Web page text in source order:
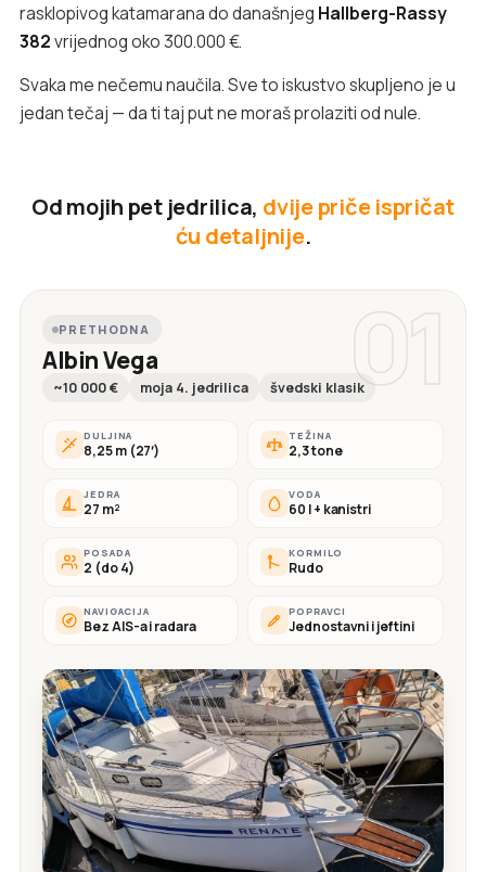
rasklopivog katamarana do današnjeg Hallberg-Rassy
382vrijednog oko 300.000 €.
Svaka me nečemu naučila. Sve to iskustvo skupljeno je u
jedan tečaj — da ti taj put ne moraš prolaziti od nule.
Od mojih pet jedrilica, dvije priče ispričat
ću detaljnije.
01
PRETHODNA
Albin Vega
~10 000 € moja 4. jedrilica švedski klasik
DULJINA
8,25 m (27′)
TEŽINA
2,3 tone
JEDRA
27 m²
VODA
60 l + kanistri
POSADA
2 (do 4)
KORMILO
Rudo
NAVIGACIJA
Bez AIS-a i radara
POPRAVCI
Jednostavni i jeftini